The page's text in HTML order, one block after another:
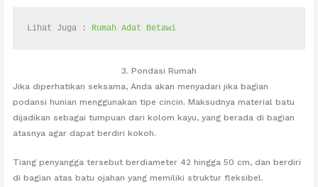
Lihat Juga : Rumah Adat Betawi
3. Pondasi Rumah
Jika diperhatikan seksama, Anda akan menyadari jika bagian
podansi hunian menggunakan tipe cincin. Maksudnya material batu
dijadikan sebagai tumpuan dari kolom kayu, yang berada di bagian
atasnya agar dapat berdiri kokoh.
Tiang penyangga tersebut berdiameter 42 hingga 50 cm, dan berdiri
di bagian atas batu ojahan yang memiliki struktur fleksibel.